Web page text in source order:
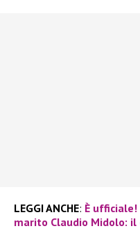
LEGGI ANCHE: È
marito Claudio Midolo: